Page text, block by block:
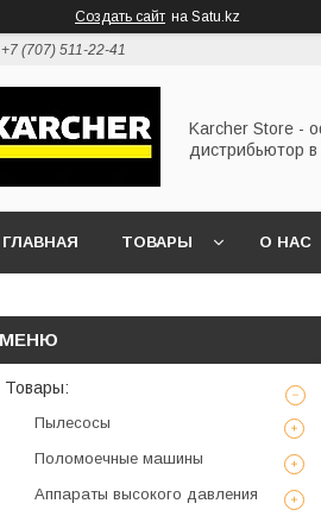
Создать сайт на Satu.kz
+7 (707) 511-22-41
Karcher Store -
дистрибьютор в
ГЛАВНАЯ ТОВАРЫ О НАС
Товары:
Пылесосы
Поломоечные машины
Аппараты высокого давления